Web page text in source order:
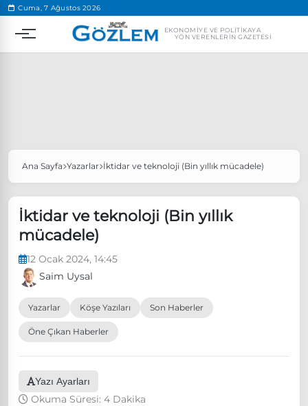
Cuma, 7 Ağustos 2026
EKONOMIYE VE POLITIKAYA
YÖN VERENLERIN GAZETESI
Popüler Aramalar
Özgür Özel, Ekrem İmamoğlu’nu ziyaret edecek
Ünlü çift bir etkinliğe daha katılmama kararı aldı
Boykot
Ana Sayfa Yazarlar İktidar ve teknoloji (Bin yıllık mücadele)
İktidar ve teknoloji (Bin yıllık
mücadele)
12 Ocak 2024, 14:45
Saim Uysal
Yazarlar Köşe Yazıları Son Haberler
Öne Çıkan Haberler
Yazı Ayarları
Okuma Süresi: 4 Dakika